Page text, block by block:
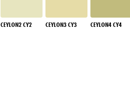
CEYLON2 CY2 CEYLON3 CY3 CEYLON4 CY4